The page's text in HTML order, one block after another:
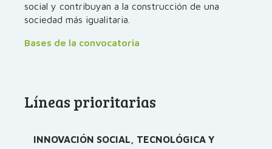
social y contribuyan a la construcción de una
sociedad más igualitaria.
Bases de la convocatoria
Líneas prioritarias
INNOVACIÓN SOCIAL, TECNOLÓGICA Y